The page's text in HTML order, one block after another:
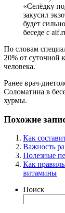
«Селёдку
закусил
будет
беседе с
По словам
20% от суточной
человека.
Ранее врач-
Соломатина в
хурмы.
Похожие
Как
Важность
Полезные
Как
витамины
Поиск